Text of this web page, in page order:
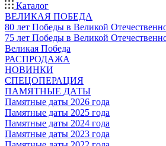
Каталог
ВЕЛИКАЯ ПОБЕДА
80 лет Победы в Великой
75 лет Победы в Великой
Великая Победа
РАСПРОДАЖА
НОВИНКИ
СПЕЦОПЕРАЦИЯ
ПАМЯТНЫЕ ДАТЫ
Памятные даты 2026 года
Памятные даты 2025 года
Памятные даты 2024 года
Памятные даты 2023 года